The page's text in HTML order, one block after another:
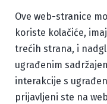
Ove web-stranice
koriste kolačiće,
trećih strana, i
ugrađenim
interakcije s
prijavljeni ste na